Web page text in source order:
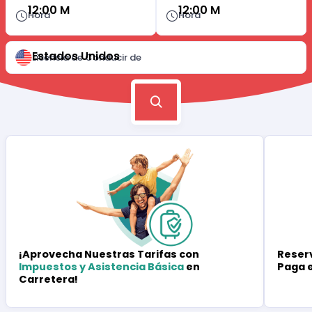
Hora
12:00 M Hora
12:00 M
Licencia de Conducir de
Estados Unidos
¡Aprovecha Nuestras Tarifas con
Impuestos y Asistencia Básica en
Carretera!
Paga